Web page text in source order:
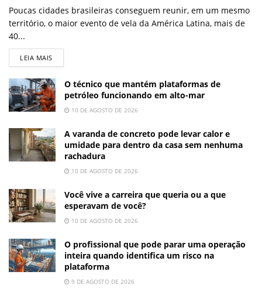
Poucas cidades brasileiras conseguem reunir, em um mesmo
território, o maior evento de vela da América Latina, mais de
40...
LEIA MAIS
O técnico que mantém plataformas de
petróleo funcionando em alto-mar
10 DE AGOSTO DE 2026
A varanda de concreto pode levar calor e
umidade para dentro da casa sem nenhuma
rachadura
10 DE AGOSTO DE 2026
Você vive a carreira que queria ou a que
esperavam de você?
10 DE AGOSTO DE 2026
O profissional que pode parar uma operação
inteira quando identifica um risco na
plataforma
9 DE AGOSTO DE 2026